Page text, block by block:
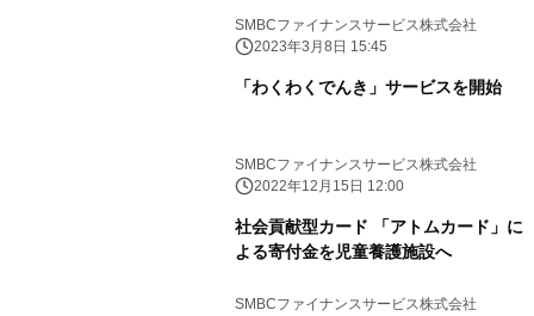
SMBCファイナンスサービス株式会社
2023年3月8日 15:45
「わくわくでんき」サービスを開始
SMBCファイナンスサービス株式会社
2022年12月15日 12:00
社会貢献型カード 「アトムカード」に
よる寄付金を児童養護施設へ
SMBCファイナンスサービス株式会社